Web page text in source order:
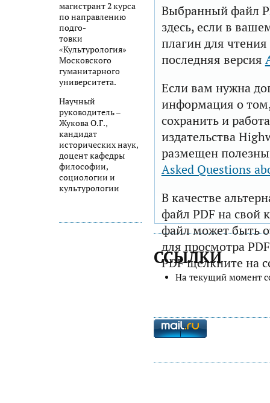
магистрант 2 курса
по направлению
подго-
товки
«Культурология»
Московского
гуманитарного
университета.
Научный
руководитель –
Жукова О.Г.,
кандидат
исторических наук,
доцент кафедры
философии,
социологии и
культурологии
Выбранный файл
здесь, если в
плагин для
последняя версия
Если вам нужна
информация о том,
сохранить и
издательства
размещен
Asked Questions
В качестве
файл PDF на свой
файл может быть
для просмотра
PDF щелкните на
ССЫЛКИ
На текущий момент